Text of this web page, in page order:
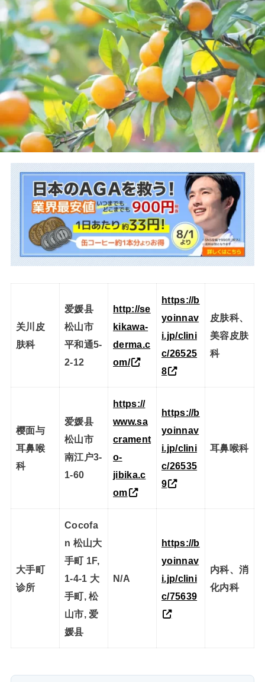
关川皮
肤科
爱媛县
松山市
平和通5-
2-12
http://se
kikawa-
derma.c
om/
https://b
yoinnav
i.jp/clini
c/26525
8
皮肤科、
美容皮肤
科
樱面与
耳鼻喉
科
爱媛县
松山市
南江户3-
1-60
https://
www.sa
crament
o-
jibika.c
om
https://b
yoinnav
i.jp/clini
c/26535
9
耳鼻喉科
大手町
诊所
Cocofa
n 松山大
手町 1F,
1-4-1 大
手町, 松
山市, 爱
媛县
N/A
https://b
yoinnav
i.jp/clini
c/75639
内科、消
化内科